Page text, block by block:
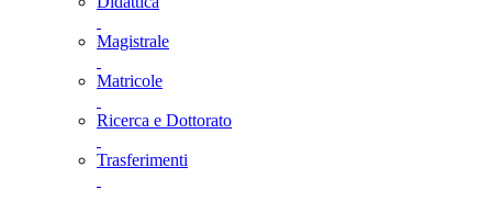
Magistrale
Matricole
Ricerca e Dottorato
Trasferimenti